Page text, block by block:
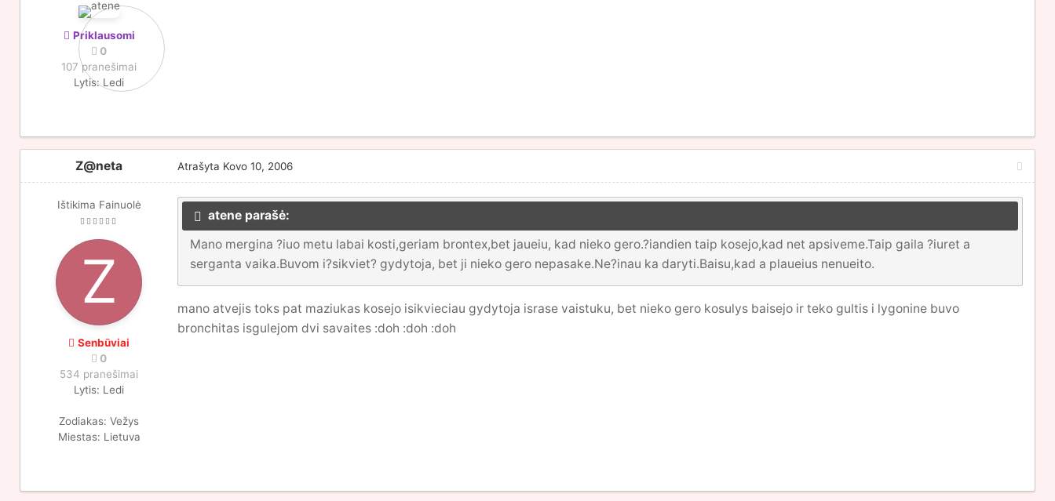
Priklausomi
0
107 pranešimai
Lytis: Ledi
Z@neta
Ištikima Fainuolė
Senbūviai
0
534 pranešimai
Lytis: Ledi
Zodiakas: Vežys
Miestas: Lietuva
Atrašyta Kovo 10, 2006
atene parašė:
Mano mergina ?iuo metu labai kosti,geriam brontex,bet jaueiu, kad nieko gero.?iandien taip kosejo,kad net apsiveme.Taip gaila ?iuret a
serganta vaika.Buvom i?sikviet? gydytoja, bet ji nieko gero nepasake.Ne?inau ka daryti.Baisu,kad a plaueius nenueito.
mano atvejis toks pat maziukas kosejo isikvieciau gydytoja israse vaistuku, bet nieko gero kosulys baisejo ir teko gultis i lygonine buvo
bronchitas isgulejom dvi savaites :doh :doh :doh